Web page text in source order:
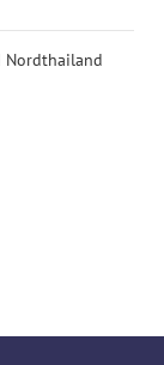
Nordthailand